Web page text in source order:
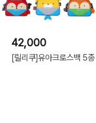
42,000
[릴리쿠]유아크로스백 5종